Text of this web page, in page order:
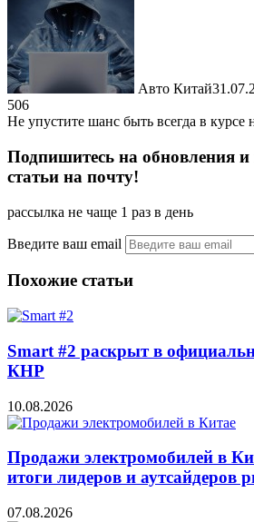
Авто Китай
506
Не упустите шанс быть всегда в курсе
Подпишитесь на обновления
статьи на почту!
рассылка не чаще 1 раз в день
Введите ваш email
Похожие статьи
Smart #2 раскрыт в
КНР
10.08.2026
Продажи электромобилей в
итоги лидеров и аутсайдеров
07.08.2026